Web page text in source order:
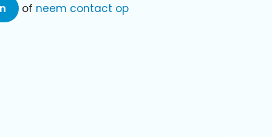
of neem contact op